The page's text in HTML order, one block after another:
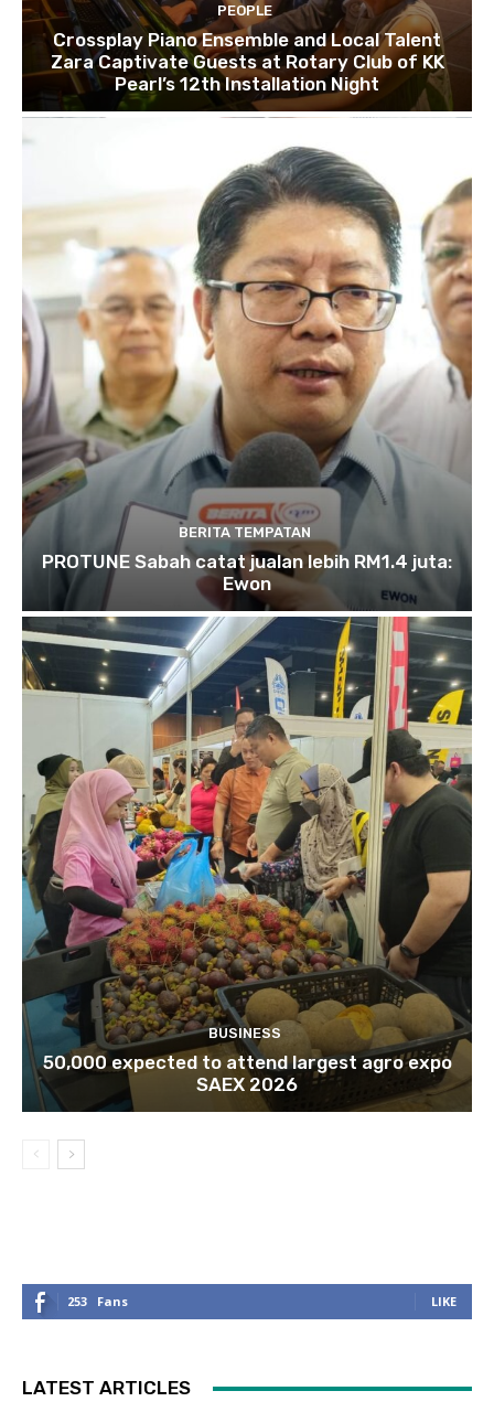
PEOPLE
Crossplay Piano Ensemble and Local Talent
Zara Captivate Guests at Rotary Club of KK
Pearl’s 12th Installation Night
BERITA TEMPATAN
PROTUNE Sabah catat jualan lebih RM1.4 juta:
Ewon
BUSINESS
50,000 expected to attend largest agro expo
SAEX 2026
253 Fans LIKE
LATEST ARTICLES